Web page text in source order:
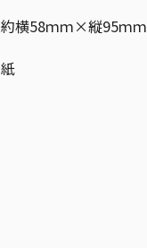
約横58ｍｍ×縦95ｍｍ
紙